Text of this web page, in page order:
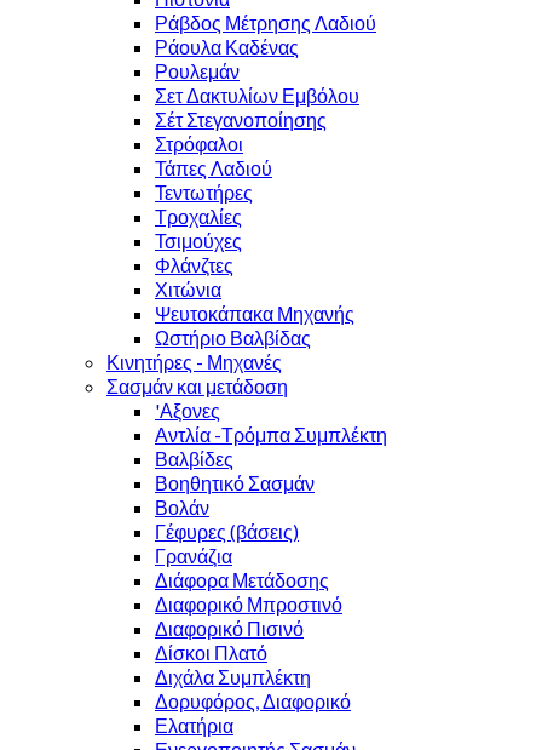
Ράβδος Μέτρησης Λαδιού
Ράουλα Καδένας
Ρουλεμάν
Σετ Δακτυλίων Εμβόλου
Σέτ Στεγανοποίησης
Στρόφαλοι
Τάπες Λαδιού
Τεντωτήρες
Τροχαλίες
Τσιμούχες
Φλάνζτες
Χιτώνια
Ψευτοκάπακα Μηχανής
Ωστήριο Βαλβίδας
Κινητήρες - Μηχανές
Σασμάν και μετάδοση
'Αξονες
Αντλία -Τρόμπα Συμπλέκτη
Βαλβίδες
Βοηθητικό Σασμάν
Βολάν
Γέφυρες (βάσεις)
Γρανάζια
Διάφορα Μετάδοσης
Διαφορικό Μπροστινό
Διαφορικό Πισινό
Δίσκοι Πλατό
Διχάλα Συμπλέκτη
Δορυφόρος, Διαφορικό
Ελατήρια